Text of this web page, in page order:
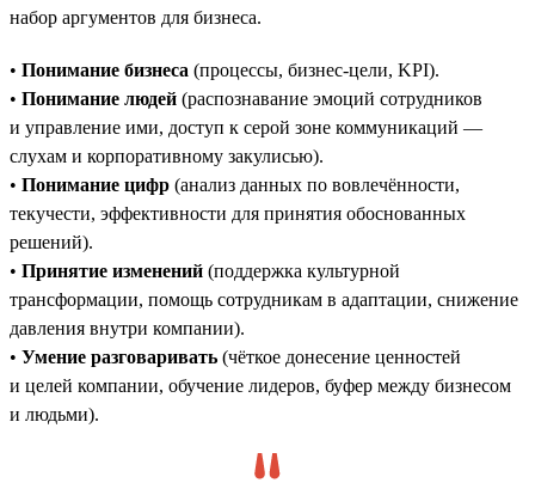
набор аргументов для бизнеса.
• Понимание бизнеса (процессы, бизнес-цели, KPI).
• Понимание людей (распознавание эмоций сотрудников
и управление ими, доступ к серой зоне коммуникаций —
слухам и корпоративному закулисью).
• Понимание цифр (анализ данных по вовлечённости,
текучести, эффективности для принятия обоснованных
решений).
• Принятие изменений (поддержка культурной
трансформации, помощь сотрудникам в адаптации, снижение
давления внутри компании).
• Умение разговаривать (чёткое донесение ценностей
и целей компании, обучение лидеров, буфер между бизнесом
и людьми).